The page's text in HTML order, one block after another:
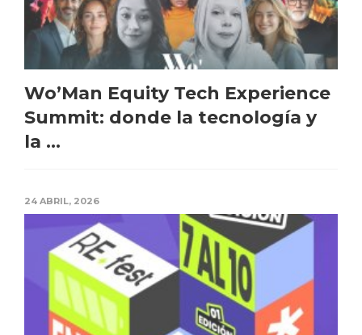
Wo’Man Equity Tech Experience
Summit: donde la tecnología y
la ...
24 ABRIL, 2026